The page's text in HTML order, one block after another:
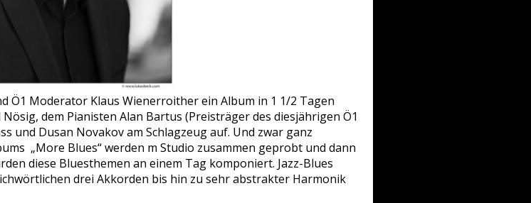
Ö1 Moderator Klaus Wienerroither ein Album in 1 1/2 Tagen
dem Pianisten Alan Bartus (Preisträger des diesjährigen Ö1
und Dusan Novakov am Schlagzeug auf. Und zwar ganz
„More Blues“ werden m Studio zusammen geprobt und dann
diese Bluesthemen an einem Tag komponiert. Jazz-Blues
drei Akkorden bis hin zu sehr abstrakter Harmonik